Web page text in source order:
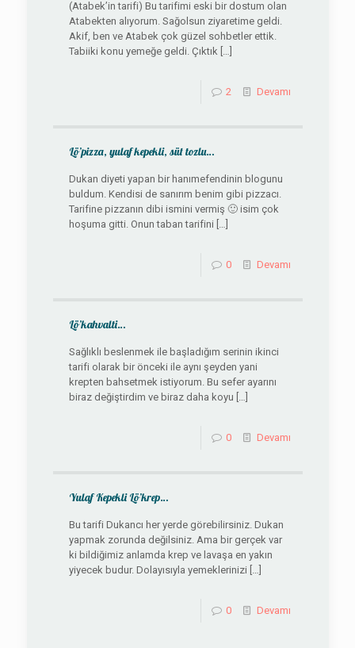
(Atabek’in tarifi) Bu tarifimi eski bir dostum olan
Atabekten alıyorum. Sağolsun ziyaretime geldi.
Akif, ben ve Atabek çok güzel sohbetler ettik.
Tabiiki konu yemeğe geldi. Çıktık[…]
2 Devamı
Lö’pizza, yulaf kepekli, süt tozlu…
Dukan diyeti yapan bir hanımefendinin blogunu
buldum. Kendisi de sanırım benim gibi pizzacı.
Tarifine pizzanın dibi ismini vermiş 🙂 isim çok
hoşuma gitti. Onun taban tarifini […]
0 Devamı
Lö’kahvalti…
Sağlıklı beslenmek ile başladığım serinin ikinci
tarifi olarak bir önceki ile aynı şeyden yani
krepten bahsetmek istiyorum. Bu sefer ayarını
biraz değiştirdim ve biraz daha koyu […]
0 Devamı
Yulaf Kepekli Lö’krep…
Bu tarifi Dukancı her yerde görebilirsiniz. Dukan
yapmak zorunda değilsiniz. Ama bir gerçek var
ki bildiğimiz anlamda krep ve lavaşa en yakın
yiyecek budur. Dolayısıyla yemeklerinizi […]
0 Devamı